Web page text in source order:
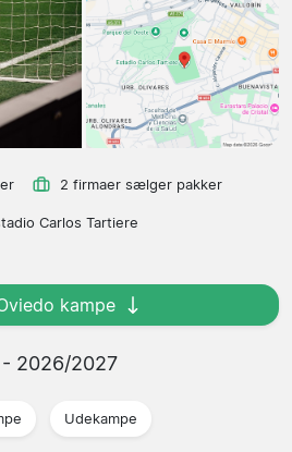
2 firmaer sælger pakker
Carlos Tartiere
kampe
- 2026/2027
Udekampe